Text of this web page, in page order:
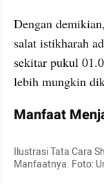
Dengan
salat istikharah
sekitar pukul
lebih mungkin
Manfaat
Ilustrasi Tata Cara
Manfaatnya. Foto: